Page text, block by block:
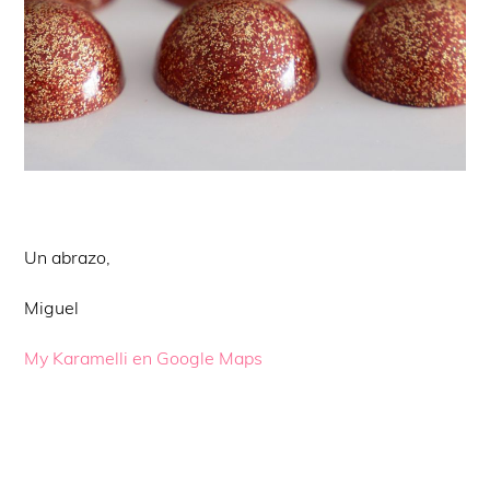
Un abrazo,
Miguel
My Karamelli en Google Maps